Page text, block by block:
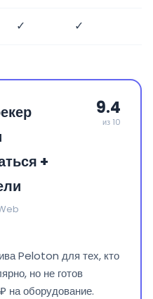
✓ ✓
+
9.4
из 10
Peloton для тех, кто
но не готов
на оборудование.